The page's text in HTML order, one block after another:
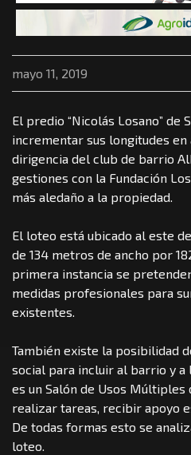
mayo 11, 2019
El predio “Nicolás Losano”
incrementar sus longitudes en
dirigencia del club de barrio
gestiones con la Fundación
más aledaño a la propiedad.
El loteo está ubicado al este
de 134 metros de ancho por
primera instancia se
medidas profesionales para
existentes.
También existe la posibilidad
social para incluir al barrio y a
es un Salón de Usos Múltiples
realizar tareas, recibir apoyo
De todas formas esto se
loteo.